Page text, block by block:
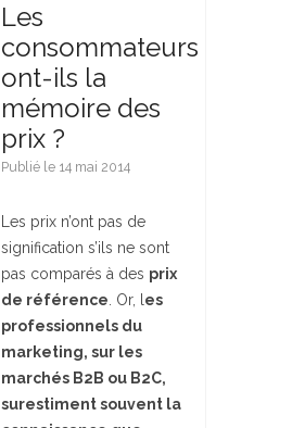
Les
consommateurs
ont-ils la
mémoire des
prix ?
Publié le 14 mai 2014
Les prix n’ont pas de
signification s’ils ne sont
pas comparés à des prix
de référence . Or, l es
professionnels du
marketing, sur les
marchés B2B ou B2C,
surestiment souvent la